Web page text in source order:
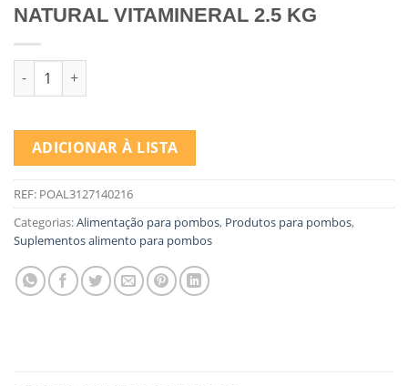
NATURAL VITAMINERAL 2.5 KG
Quantidade de NATURAL VITAMINERAL 2.5 KG
ADICIONAR À LISTA
REF: POAL3127140216
Categorias:Alimentação para pombos, Produtos para pombos,
Suplementos alimento para pombos